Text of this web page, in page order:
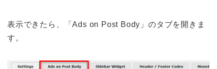
表示できたら、「Ads on Post Body」のタブを開きま
す。